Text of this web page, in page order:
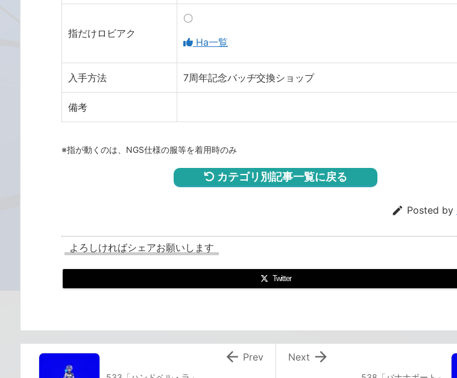
指だけロビアク
〇
Ha一覧
入手方法 7周年記念バッヂ交換ショップ
備考
※指が動くのは、NGS仕様の服等を着用時のみ
カテゴリ別記事一覧に戻る
 Posted by
よろしければシェアお願いします
Twitter

Next
 Prev